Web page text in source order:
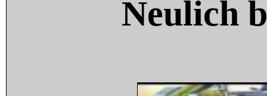
Neulich